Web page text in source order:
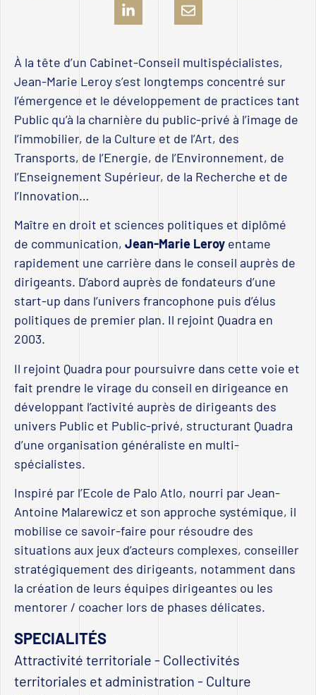
À la tête d’un Cabinet-Conseil multispécialistes,
Jean-Marie Leroy s’est longtemps concentré sur
l’émergence et le développement de practices tant
Public qu’à la charnière du public-privé à l’image de
l’immobilier, de la Culture et de l’Art, des
Transports, de l’Energie, de l’Environnement, de
l’Enseignement Supérieur, de la Recherche et de
l’Innovation…
Maître en droit et sciences politiques et diplômé
de communication, Jean-Marie Leroy entame
rapidement une carrière dans le conseil auprès de
dirigeants. D’abord auprès de fondateurs d’une
start-up dans l’univers francophone puis d’élus
politiques de premier plan. Il rejoint Quadra en
2003.
Il rejoint Quadra pour poursuivre dans cette voie et
fait prendre le virage du conseil en dirigeance en
développant l’activité auprès de dirigeants des
univers Public et Public-privé, structurant Quadra
d’une organisation généraliste en multi-
spécialistes.
Inspiré par l’Ecole de Palo Atlo, nourri par Jean-
Antoine Malarewicz et son approche systémique, il
mobilise ce savoir-faire pour résoudre des
situations aux jeux d’acteurs complexes, conseiller
stratégiquement des dirigeants, notamment dans
la création de leurs équipes dirigeantes ou les
mentorer / coacher lors de phases délicates.
SPECIALITÉS
Attractivité territoriale - Collectivités
territoriales et administration - Culture